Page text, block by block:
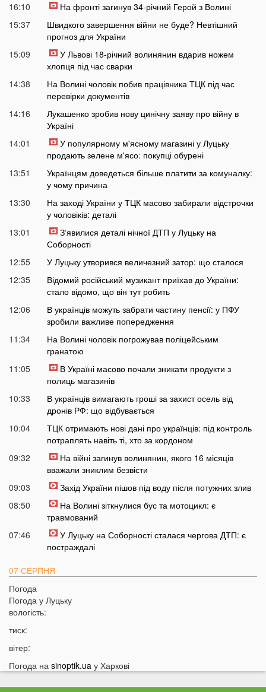
16:10
На фронті загинув 34-річний Герой з Волині
15:37
Швидкого завершення війни не буде? Невтішний
прогноз для України
15:09
У Львові 18-річний волинянин вдарив ножем
хлопця під час сварки
14:38
На Волині чоловік побив працівника ТЦК під час
перевірки документів
14:16
Лукашенко зробив нову цинічну заяву про війну в
Україні
14:01
У популярному м'ясному магазині у Луцьку
продають зелене м'ясо: покупці обурені
13:51
Українцям доведеться більше платити за комуналку:
у чому причина
13:30
На заході України у ТЦК масово забирали відстрочки
у чоловіків: деталі
13:01
Зʼявилися деталі нічної ДТП у Луцьку на
Соборності
12:55
У Луцьку утворився величезний затор: що сталося
12:35
Відомий російський музикант приїхав до України:
стало відомо, що він тут робить
12:06
В українців можуть забрати частину пенсії: у ПФУ
зробили важливе попередження
11:34
На Волині чоловік погрожував поліцейським
гранатою
11:05
В Україні масово почали зникати продукти з
полиць магазинів
10:33
В українців вимагають гроші за захист осель від
дронів РФ: що відбувається
10:04
ТЦК отримають нові дані про українців: під контроль
потраплять навіть ті, хто за кордоном
09:32
На війні загинув волинянин, якого 16 місяців
вважали зниклим безвісти
09:03
Захід України пішов під воду після потужних злив
08:50
На Волині зіткнулися бус та мотоцикл: є
травмований
07:46
У Луцьку на Соборності сталася чергова ДТП: є
постраждалі
07 СЕРПНЯ
20:31
20:17
19:30
Назвали найжадібніших чоловіків за знаком Зодіаку
19:15
Ці речі категорично заборонено робити під час грози
Погода
Погода у Луцьку
вологість:
тиск:
вітер:
Погода на sinoptik.ua у Харкові